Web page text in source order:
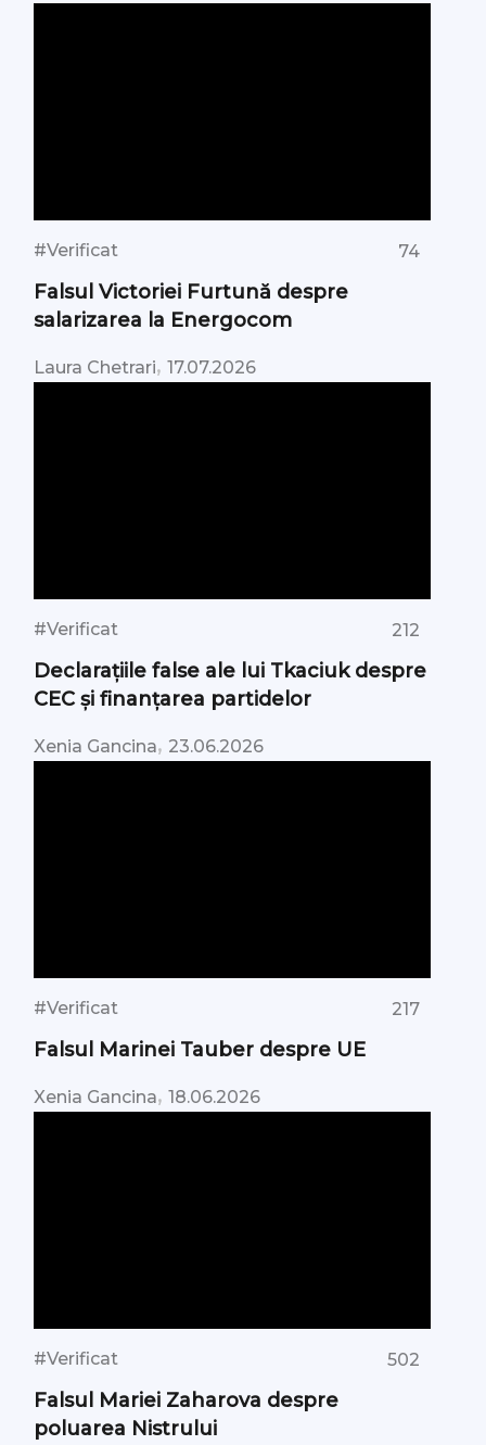
#Verificat 74
Falsul Victoriei Furtună despre
salarizarea la Energocom
Laura Chetrari,17.07.2026
#Verificat 212
Declarațiile false ale lui Tkaciuk despre
CEC și finanțarea partidelor
Xenia Gancina, 23.06.2026
#Verificat 217
Falsul Marinei Tauber despre UE
Xenia Gancina,18.06.2026
#Verificat 502
Falsul Mariei Zaharova despre
poluarea Nistrului